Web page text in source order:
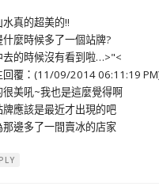
水真的超美的!!
什麼時候多了一個站牌?
去的時候沒有看到啦…>"<
回覆：(11/09/2014 06:11:19
很美吼~我也是這麼覺得啊
牌應該是最近才出現的吧
那邊多了一間賣冰的店家